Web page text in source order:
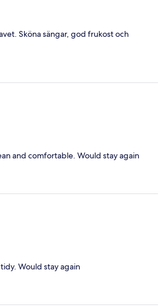
Sköna sängar, god frukost och
and comfortable. Would stay again
Would stay again